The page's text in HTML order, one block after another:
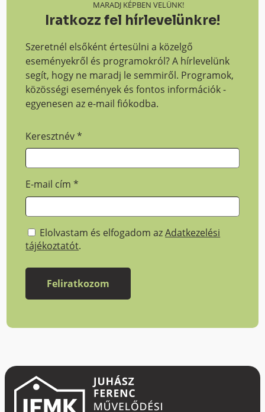
MARADJ KÉPBEN VELÜNK!
Iratkozz fel hírlevelünkre!
Szeretnél elsőként értesülni a közelgő
eseményekről és programokról? A hírlevelünk
segít, hogy ne maradj le semmiről. Programok,
közösségi események és fontos információk -
egyenesen az e-mail fiókodba.
Keresztnév*
E-mail cím*
Elolvastam és elfogadom azAdatkezelési
tájékoztatót.